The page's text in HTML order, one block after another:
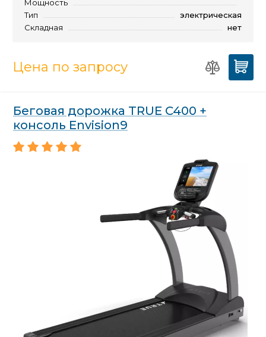
Мощность
Тип
электрическая
Складная
нет
Цена по запросу
Беговая дорожка TRUE C400 +
консоль Envision9